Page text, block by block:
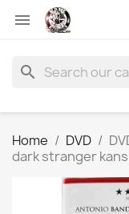

search
Home DVD
dark stranger